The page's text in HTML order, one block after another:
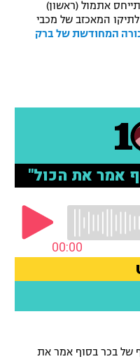
אתמול (ראשון)
בפתיחת תוכנית הספורט של 103FM לתיקו המאכזב של מכבי
המחודשת של ברק
של בכר בסוף אמר את